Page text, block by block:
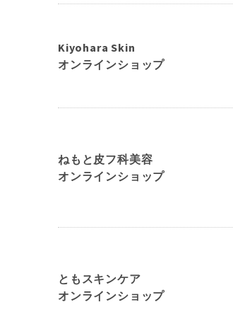
Kiyohara Skin
オンラインショップ
ねもと皮フ科美容
オンラインショップ
ともスキンケア
オンラインショップ